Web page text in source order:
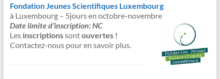
Fondation Jeunes Scientifiques Luxembourg
à Luxembourg – 5jours en octobre-novembre
Date limite d’inscription: NC
Lesinscriptionssontouvertes !
Contactez-nous pour en savoir plus.